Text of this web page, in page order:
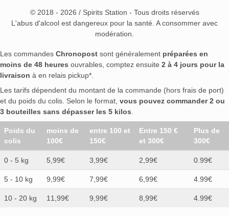
© 2018 - 2026 / Spirits Station - Tous droits réservés
L'abus d'alcool est dangereux pour la santé. A consommer avec
modération.
Les commandes Chronopost sont généralement préparées en
moins de 48 heures ouvrables, comptez ensuite 2 à 4 jours pour la
livraison à en relais pickup*.
Les tarifs dépendent du montant de la commande (hors frais de port)
et du poids du colis. Selon le format, vous pouvez commander 2 ou
3 bouteilles sans dépasser les 5 kilos
Poids du
colis
moins de
100€
entre 100 et
150€
Entre 150 €
et 300€
Plus de
300€
0 - 5 kg 5,99€ 3,99€ 2,99€ 0.99€
5 - 10 kg 9,99€ 7,99€ 6,99€ 4.99€
10 - 20 kg 11,99€ 9,99€ 8,99€ 4.99€